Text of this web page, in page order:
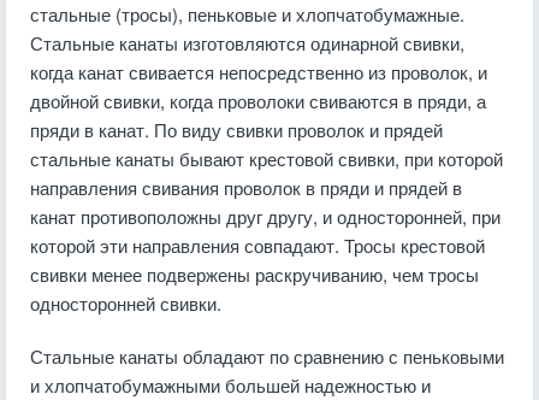
стальные (тросы), пеньковые и хлопчатобумажные.
Стальные канаты изготовляются одинарной свивки,
когда канат свивается непосредственно из проволок, и
двойной свивки, когда проволоки свиваются в пряди, а
пряди в канат. По виду свивки проволок и прядей
стальные канаты бывают крестовой свивки, при которой
направления свивания проволок в пряди и прядей в
канат противоположны друг другу, и односторонней, при
которой эти направления совпадают. Тросы крестовой
свивки менее подвержены раскручиванию, чем тросы
односторонней свивки.
Стальные канаты обладают по сравнению с пеньковыми
и хлопчатобумажными большей надежностью и